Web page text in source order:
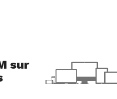
sur